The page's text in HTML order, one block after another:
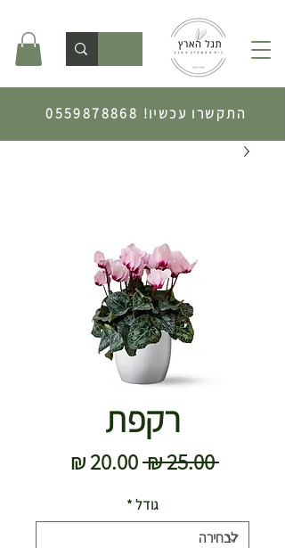
התקשרו עכשיו! 0559878868
רקפת
‏25.00 ‏₪
מחיר
גודל*